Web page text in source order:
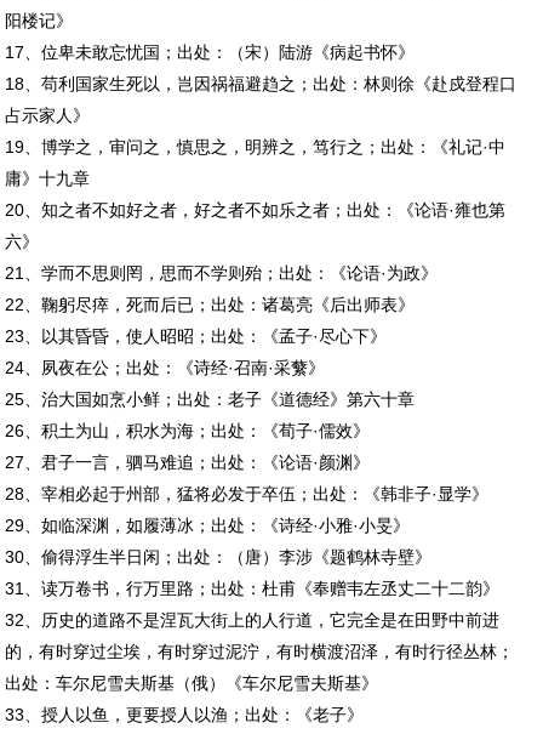
阳楼记》
17、位卑未敢忘忧国；出处：（宋）陆游《病起书怀》
18、苟利国家生死以，岂因祸福避趋之；出处：林则徐《赴戍登程口
占示家人》
19、博学之，审问之，慎思之，明辨之，笃行之；出处：《礼记·中
庸》十九章
20、知之者不如好之者，好之者不如乐之者；出处：《论语·雍也第
六》
21、学而不思则罔，思而不学则殆；出处：《论语·为政》
22、鞠躬尽瘁，死而后已；出处：诸葛亮《后出师表》
23、以其昏昏，使人昭昭；出处：《孟子·尽心下》
24、夙夜在公；出处：《诗经·召南·采蘩》
25、治大国如烹小鲜；出处：老子《道德经》第六十章
26、积土为山，积水为海；出处：《荀子·儒效》
27、君子一言，驷马难追；出处：《论语·颜渊》
28、宰相必起于州部，猛将必发于卒伍；出处：《韩非子·显学》
29、如临深渊，如履薄冰；出处：《诗经·小雅·小旻》
30、偷得浮生半日闲；出处：（唐）李涉《题鹤林寺壁》
31、读万卷书，行万里路；出处：杜甫《奉赠韦左丞丈二十二韵》
32、历史的道路不是涅瓦大街上的人行道，它完全是在田野中前进
的，有时穿过尘埃，有时穿过泥泞，有时横渡沼泽，有时行径丛林；
出处：车尔尼雪夫斯基（俄）《车尔尼雪夫斯基》
33、授人以鱼，更要授人以渔；出处：《老子》